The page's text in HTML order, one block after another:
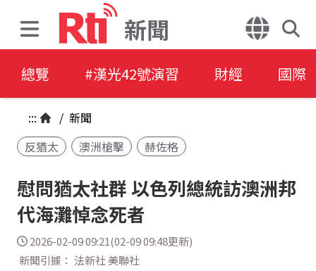
新聞
總覽 #漢光42號演習 財經 國際
::: / 新聞
反猶太
澳洲槍擊 赫佐格
慰問猶太社群 以色列總統訪澳洲邦
代海灘悼念死者
2026-02-09 09:21(02-09 09:48更新)
新聞引據： 法新社 美聯社